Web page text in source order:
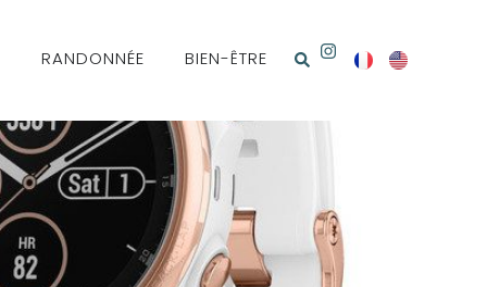
RANDONNÉE BIEN-ÊTRE